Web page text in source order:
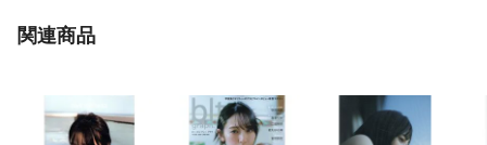
関連商品